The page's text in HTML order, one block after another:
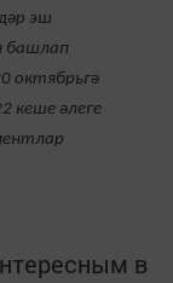
эш
башлап
октябрьгә
кеше әлеге
в